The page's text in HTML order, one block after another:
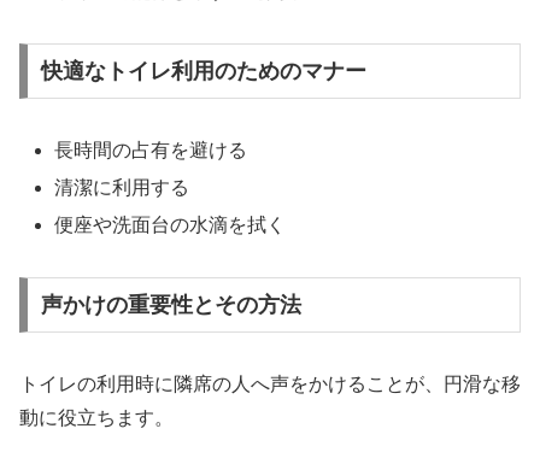
快適なトイレ利用のためのマナー
長時間の占有を避ける
清潔に利用する
便座や洗面台の水滴を拭く
声かけの重要性とその方法
トイレの利用時に隣席の人へ声をかけることが、円滑な移
動に役立ちます。